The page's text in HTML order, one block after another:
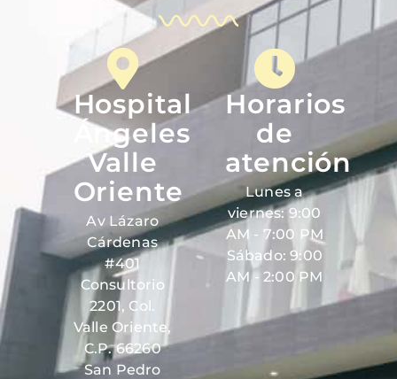
Hospital
Ángeles
Valle
Oriente
Av Lázaro
Cárdenas
#401
Consultorio
2201, Col.
Valle Oriente,
C.P. 66260
San Pedro
Horarios
de
atención
Lunes a
viernes: 9:00
AM - 7:00 PM
Sábado: 9:00
AM - 2:00 PM